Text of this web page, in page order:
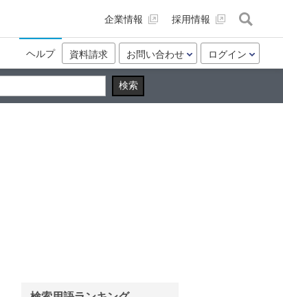
企業情報 採用情報
ヘルプ 資料請求 お問い合わせ ログイン